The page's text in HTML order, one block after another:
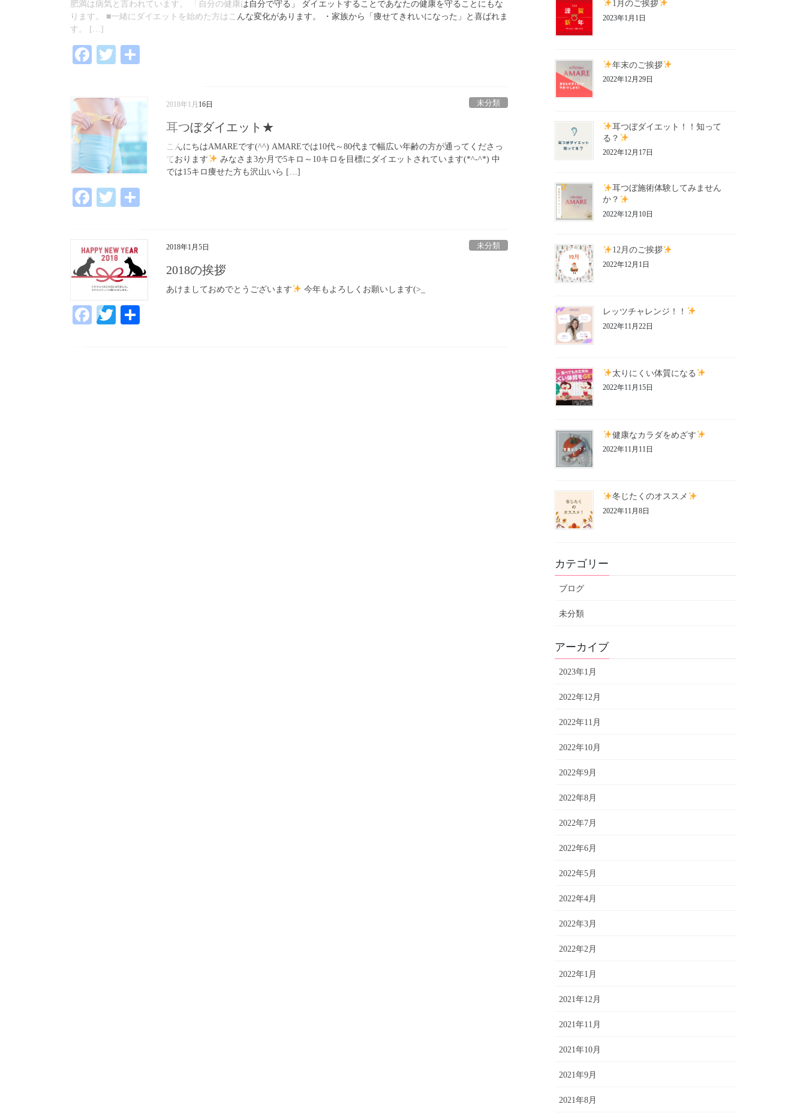
肥満は病気と言われています。 「自分の健康は自分で守る」 ダイエットすることであなたの健康を守ることにもな
ります。 ■一緒にダイエットを始めた方はこんな変化があります。 ・家族から「痩せてきれいになった」と喜ばれま
す。 […]
Fa
bo
ok
T
tte
r
2018年1月16日 未分類
耳つぼダイエット★
こんにちはAMAREです(^^) AMAREでは10代～80代まで幅広い年齢の方が通ってくださっ
ております
みなさま3か月で5キロ～10キロを目標にダイエットされています(*^-^*) 中
では15キロ痩せた方も沢山いら […]
Fa
ok
T
r
2018年1月5日 未分類
2018の挨拶
あけましておめでとうございます 今年もよろしくお願いします(>_
Fa
T
1月のご挨拶
2023年1月1日
年末のご挨拶
2022年12月29日
耳つぼダイエット！！知って
る？
2022年12月17日
耳つぼ施術体験してみません
か？
2022年12月10日
12月のご挨拶
2022年12月1日
レッツチャレンジ！！
2022年11月22日
太りにくい体質になる
2022年11月15日
健康なカラダをめざす
2022年11月11日
冬じたくのオススメ
2022年11月8日
カテゴリー
ブログ
未分類
アーカイブ
2023年1月
2022年12月
2022年11月
2022年10月
2022年9月
2022年8月
2022年7月
2022年6月
2022年5月
2022年4月
2022年3月
2022年2月
2022年1月
2021年12月
2021年11月
2021年10月
2021年9月
2021年8月